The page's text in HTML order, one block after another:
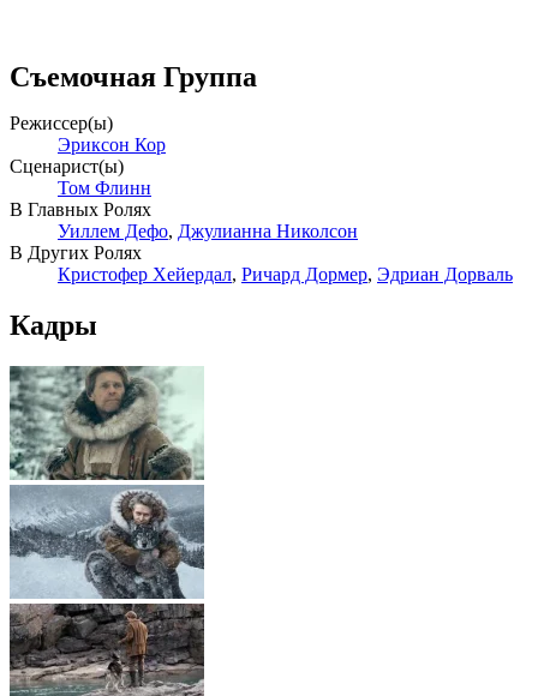
Съемочная Группа
Режиссер(ы)
Эриксон Кор
Сценарист(ы)
Том Флинн
В Главных Ролях
Уиллем Дефо, Джулианна Николсон
В Других Ролях
Кристофер Хейердал, Ричард Дормер, Эдриан Дорваль
Кадры